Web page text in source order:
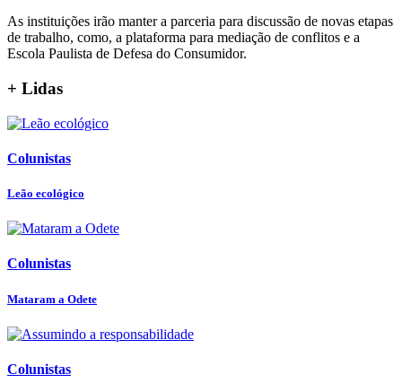
As instituições irão manter a parceria para discussão de novas etapas
de trabalho, como, a plataforma para mediação de conflitos e a
Escola Paulista de Defesa do Consumidor.
+ Lidas
Colunistas
Leão ecológico
Colunistas
Mataram a Odete
Colunistas